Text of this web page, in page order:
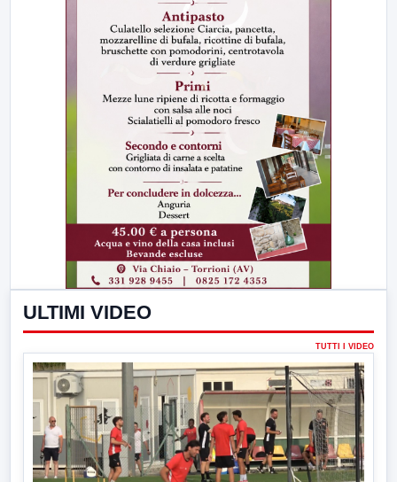
ULTIMI VIDEO
TUTTI I VIDEO